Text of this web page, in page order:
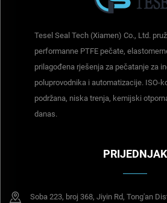
Tesel Seal Tech (Xiamen) Co., Ltd.
performanne PTFE pečate,
prilagođena rješenja za pečatanje za
poluprovodnika i automatizacije. ISO-
podržana, niska trenja, kemijski
danas.
PRIJEDNJAK
Soba 223, broj 368, Jiyin Rd, Tong'an